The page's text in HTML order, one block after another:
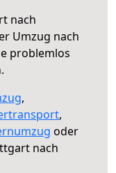
nach
Umzug nach
problemlos
,
,
oder
nach